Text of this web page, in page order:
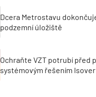
Dcera Metrostavu
podzemní úložiště
Ochraňte VZT potrubí před
systémovým řešením Isover